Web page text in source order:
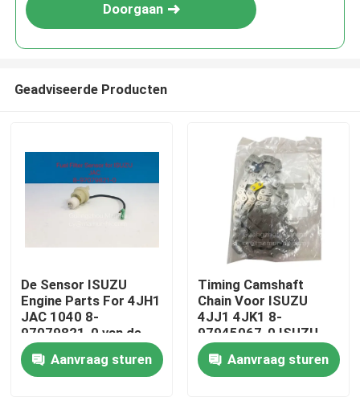
Huis
Doorgaan
Geadviseerde Producten
De Sensor ISUZU
Engine Parts For 4JH1
JAC 1040 8-
97079821-0 van de
brandstoffilter
Aanvraag sturen
Timing Camshaft
Chain Voor ISUZU
4JJ1 4JK1 8-
97945067-0 ISUZU
Motoronderdelen
Aanvraag sturen